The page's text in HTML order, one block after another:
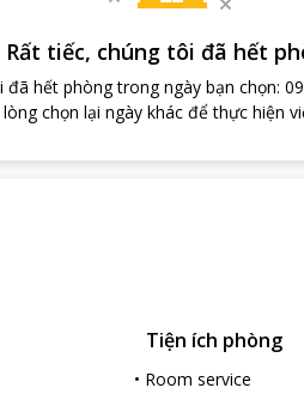
Rất tiếc, chúng tôi đã hết
đã hết phòng trong ngày bạn chọn:
lòng chọn lại ngày khác để thực hiện
Tiện ích phòng
• Room service